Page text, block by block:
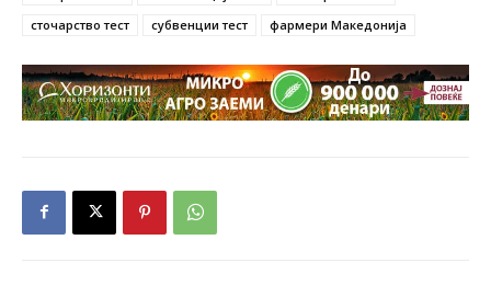
сточарство тест
субвенции тест фармери Македонија